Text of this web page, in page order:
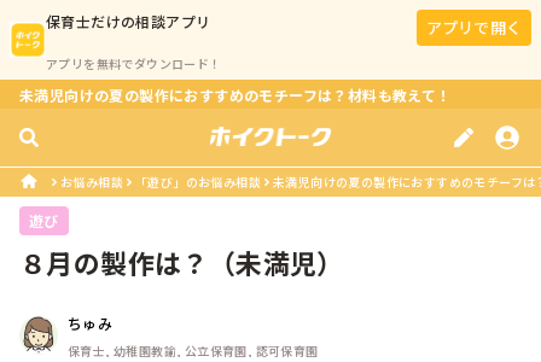
保育士だけの相談アプリ
アプリを無料でダウンロード！
アプリで開く
未満児向けの夏の製作におすすめのモチーフは？材料も教えて！
お悩み相談 「遊び」のお悩み相談 未満児向けの夏の製作におすすめのモチーフは
遊び
８月の製作は？（未満児）
ちゅみ
保育士, 幼稚園教諭, 公立保育園, 認可保育園